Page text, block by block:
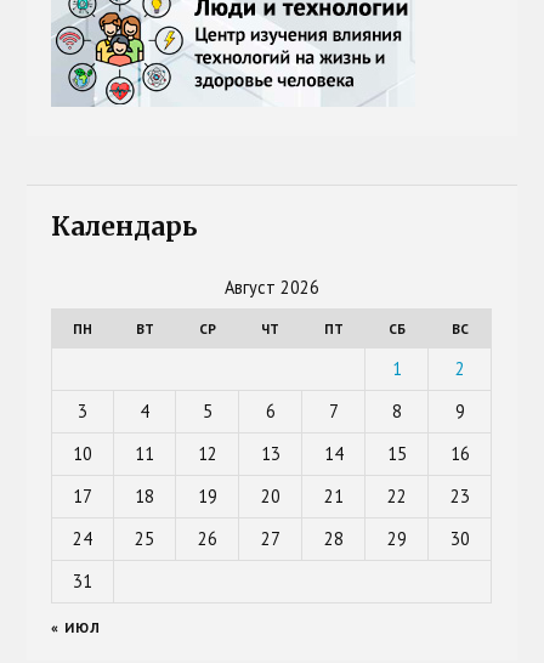
Календарь
Август 2026
ПН ВТ СР ЧТ ПТ СБ ВС
1
2
3
4 5 6 7 8
9
10
11 12 13 14 15
16
17
18 19 20 21 22
23
24
25 26 27 28 29
30
31
« ИЮЛ